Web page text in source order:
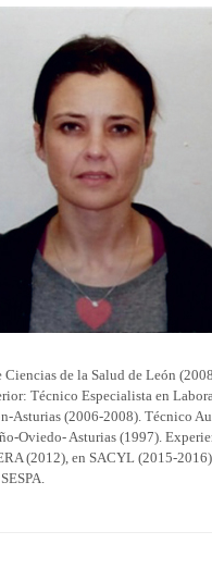
Ciencias de la Salud de León
Técnico Especialista en
Asturias (2006-2008). Técnico
Oviedo- Asturias (1997).
(2012), en SACYL (2015-